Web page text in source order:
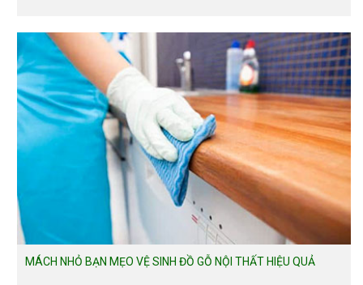
MÁCH NHỎ BẠN MẸO VỆ SINH ĐỒ GỖ NỘI THẤT HIỆU QUẢ